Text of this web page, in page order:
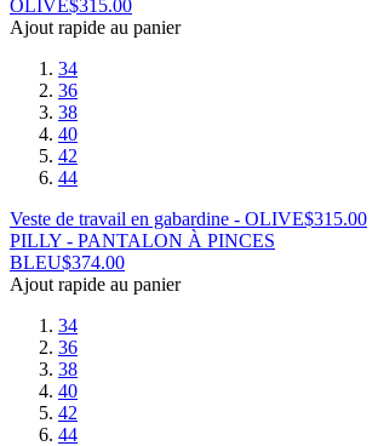
OLIVE$315.00
Ajout rapide au panier
34
36
38
40
42
44
Veste de travail en gabardine - OLIVE$315.00
PILLY - PANTALON À PINCES
BLEU$374.00
Ajout rapide au panier
34
36
38
40
42
44